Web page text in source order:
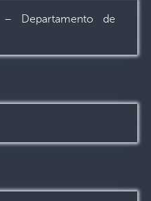
– Departamento de